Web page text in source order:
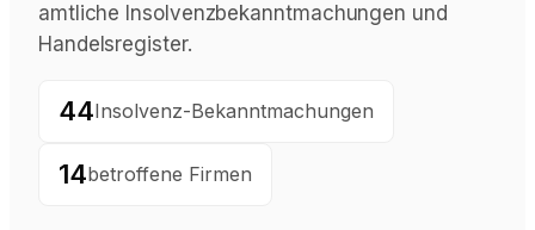
amtliche Insolvenzbekanntmachungen und
Handelsregister.
44Insolvenz-Bekanntmachungen
14betroffene Firmen